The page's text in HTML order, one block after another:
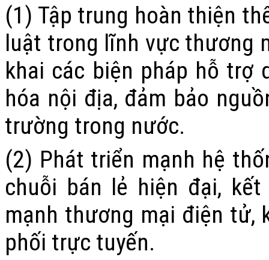
(1) Tập trung hoàn thiện
luật trong lĩnh vực thương
khai các biện pháp hỗ trợ
hóa nội địa, đảm bảo
trường trong nước.
(2) Phát triển mạnh hệ
chuỗi bán lẻ hiện đại,
mạnh thương mại điện tử,
phối trực tuyến.